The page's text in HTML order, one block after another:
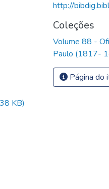
KB)
http://
Coleções
Volume 88 -
Paulo (1817-
Página do